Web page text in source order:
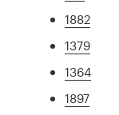
1882
1379
1364
1897